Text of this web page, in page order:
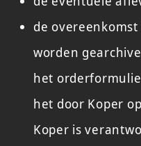
de
worden
het
het door Koper
Koper is